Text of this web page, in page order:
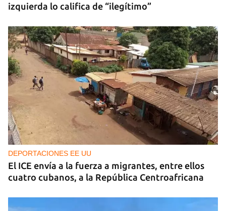
izquierda lo califica de “ilegítimo”
DEPORTACIONES EE UU
El ICE envía a la fuerza a migrantes, entre ellos
cuatro cubanos, a la República Centroafricana